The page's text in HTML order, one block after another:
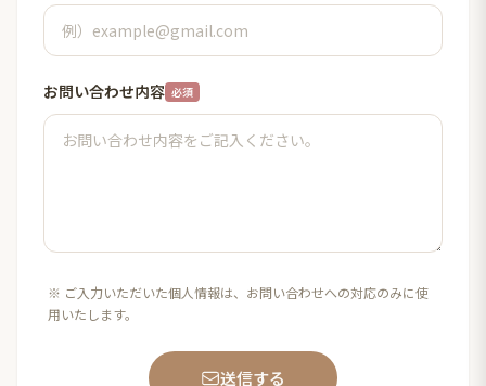
お問い合わせ内容 必須
※ ご入力いただいた個人情報は、お問い合わせへの対応のみに使
用いたします。
送信する